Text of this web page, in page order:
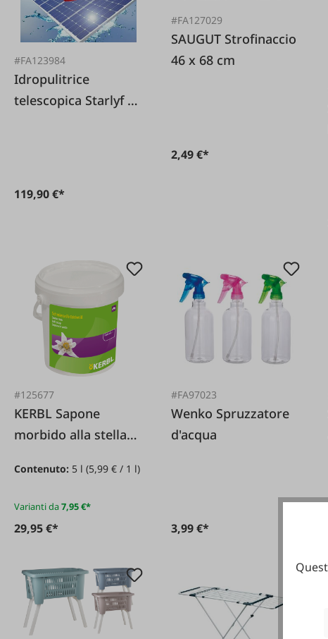
#FA123984
Idropulitrice
telescopica Starlyf 7
119,90 €*
#FA127029
SAUGUT Strofinaccio
46 x 68 cm
2,49 €*
#125677
KERBL Sapone
morbido alla stella
Contenuto: 5 l (5,99 € / 1 l)
Varianti da7,95 €*
29,95 €*
#FA97023
Wenko Spruzzatore
d'acqua
3,99 €*